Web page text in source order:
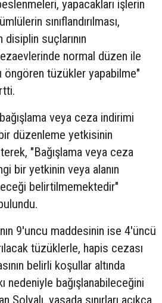
yapacakları işlerin
sınıflandırılması,
suçlarının
normal düzen ile
öngören tüzükler yapabilme"
veya ceza indirimi
düzenleme yetkisinin
"Bağışlama veya ceza
bir yetkinin veya alanın
belirtilmemektedir"
9'uncu maddesinin ise 4'üncü
tüzüklerle, hapis cezası
belirli koşullar altında
nedeniyle bağışlanabileceğini
Solyalı, yasada sınırları açıkça